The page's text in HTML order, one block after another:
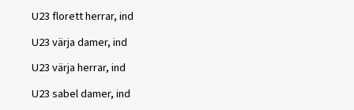
U23 florett herrar, ind
U23 värja damer, ind
U23 värja herrar, ind
U23 sabel damer, ind